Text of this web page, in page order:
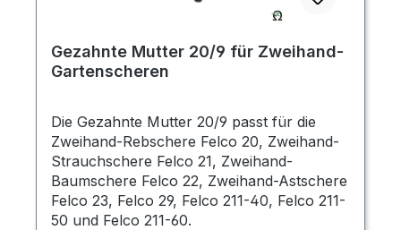
Gezahnte Mutter 20/9 für Zweihand-
Gartenscheren
Die Gezahnte Mutter 20/9 passt für die
Zweihand-Rebschere Felco 20, Zweihand-
Strauchschere Felco 21, Zweihand-
Baumschere Felco 22, Zweihand-Astschere
Felco 23, Felco 29, Felco 211-40, Felco 211-
50 und Felco 211-60.